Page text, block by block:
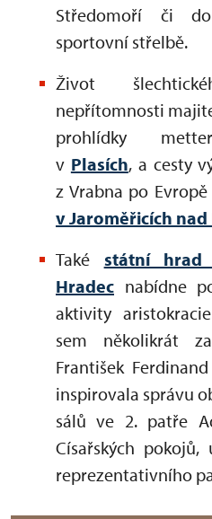
Středomoří či
sportovní střelbě.
Život
nepřítomnosti
prohlídky
v Plasích, a cesty
z Vrabna po
v Jaroměřicích
Také státní hrad
Hradec nabídne
aktivity
sem několikrát
František
inspirovala správu
sálů ve 2. patře
Císařských
reprezentativního